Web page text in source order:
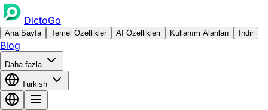
DictoGo
Ana Sayfa Temel Özellikler AI Özellikleri Kullanım Alanları İndir
Blog
Daha fazla
Turkish